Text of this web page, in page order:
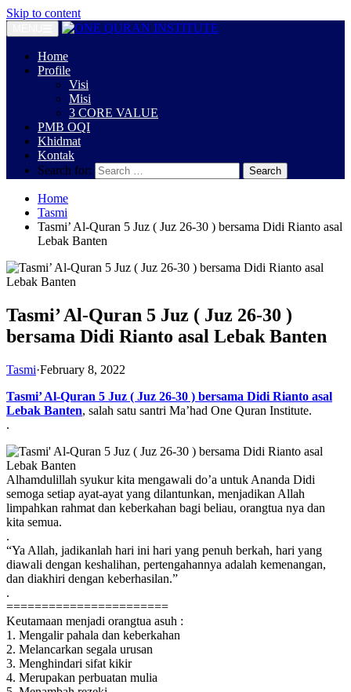
Skip to content
Home
Profile
Visi
Misi
3 CORE VALUE
PMB OQI
Khidmat
Kontak
Search for:
Home
Tasmi
Tasmi’ Al-Quran 5 Juz ( Juz 26-30 ) bersama Didi Rianto asal
Lebak Banten
Tasmi’ Al-Quran 5 Juz ( Juz 26-30 )
bersama Didi Rianto asal Lebak Banten
Tasmi·February 8, 2022
Tasmi’ Al-Quran 5 Juz ( Juz 26-30 ) bersama Didi Rianto asal
Lebak Banten, salah satu santri Ma’had One Quran Institute.
.
Alhamdulillah syukur kita mengawali do’a untuk Ananda Didi
semoga setiap ayat-ayat yang dilantunkan, menjadikan Allah
limpahkan rahmat dan keberkahan bagi beliau, orangtua nya dan
kita semua.
.
“Ya Allah, jadikanlah hari ini hari yang penuh berkah, hari yang
diawali dengan keshalihan, pertengahannya adalah kemenangan,
dan diakhiri dengan keberhasilan.”
.
=======================
Keutamaan menjadi orangtua asuh :
1. Mengalir pahala dan keberkahan
2. Melancarkan segala urusan
3. Menghindari sifat kikir
4. Merupakan perbuatan mulia